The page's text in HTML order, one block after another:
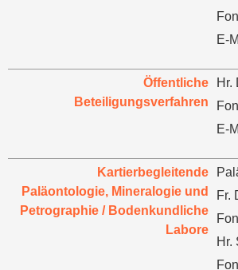
E-
Öffentliche
Beteiligungsverfahren
Hr.
E-
Kartierbegleitende
Paläontologie, Mineralogie und
Petrographie / Bodenkundliche
Labore
Fr.
Hr.